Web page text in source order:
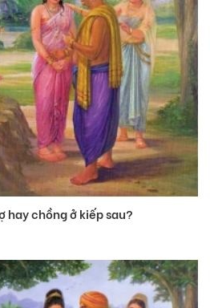
hay chồng ở kiếp sau?